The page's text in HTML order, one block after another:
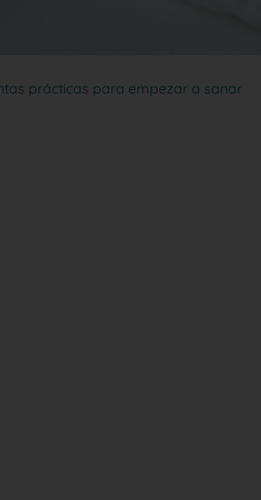
prácticas para empezar a sanar